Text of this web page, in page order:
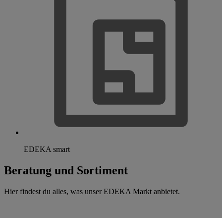
EDEKA smart
Beratung und Sortiment
Hier findest du alles, was unser EDEKA Markt anbietet.